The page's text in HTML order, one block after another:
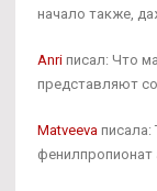
начало также,
Anri писал: Что
представляют
Matveeva писала:
фенилпропионат